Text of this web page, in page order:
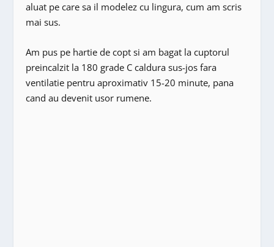
aluat pe care sa il modelez cu lingura, cum am scris
mai sus.
Am pus pe hartie de copt si am bagat la cuptorul
preincalzit la 180 grade C caldura sus-jos fara
ventilatie pentru aproximativ 15-20 minute, pana
cand au devenit usor rumene.